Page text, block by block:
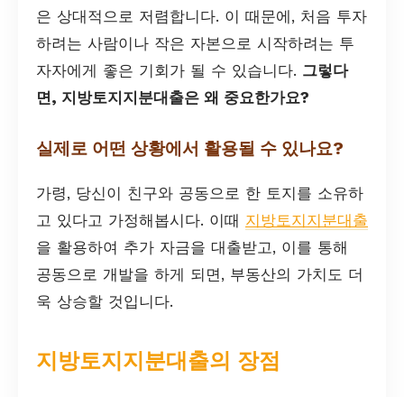
은 상대적으로 저렴합니다. 이 때문에, 처음 투자
하려는 사람이나 작은 자본으로 시작하려는 투
자자에게 좋은 기회가 될 수 있습니다. 그렇다
면, 지방토지지분대출은 왜 중요한가요?
실제로 어떤 상황에서 활용될 수 있나요?
가령, 당신이 친구와 공동으로 한 토지를 소유하
고 있다고 가정해봅시다. 이때 지방토지지분대출
을 활용하여 추가 자금을 대출받고, 이를 통해
공동으로 개발을 하게 되면, 부동산의 가치도 더
욱 상승할 것입니다.
지방토지지분대출의 장점